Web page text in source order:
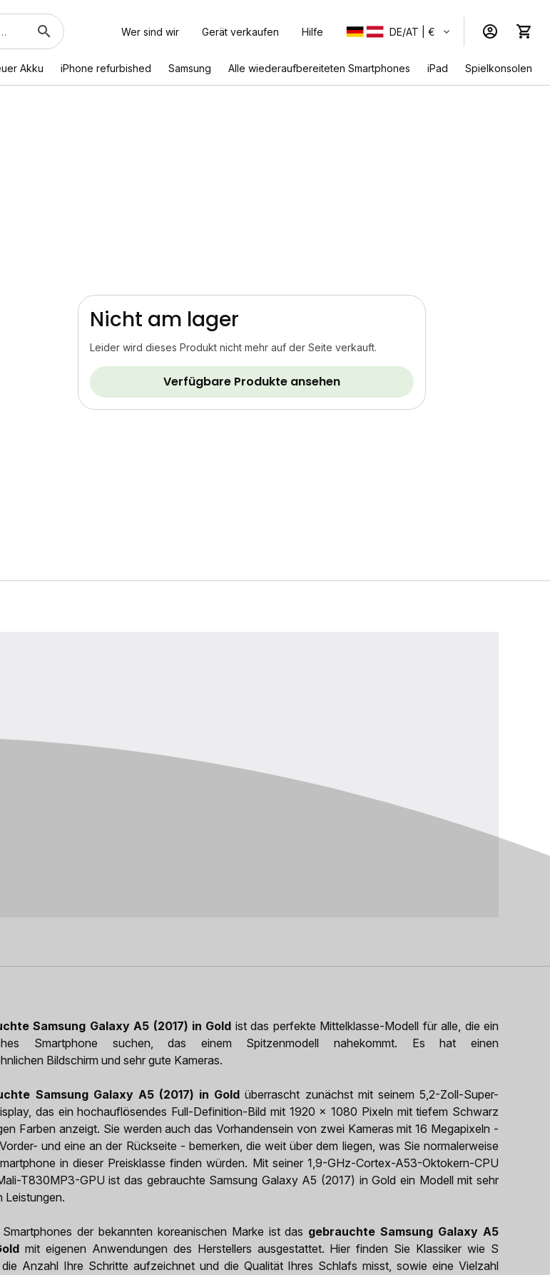
Wer sind wir Gerät verkaufen Hilfe DE/AT | €
Akku iPhone refurbished Samsung Alle wiederaufbereiteten Smartphones iPad Spielkonsolen
Nicht am lager
Leider wird dieses Produkt nicht mehr auf der Seite verkauft.
Verfügbare Produkte ansehen
Samsung Galaxy A5 (2017) in Gold ist das perfekte Mittelklasse-Modell für alle, die ein
Smartphone suchen, das einem Spitzenmodell nahekommt. Es hat einen
Bildschirm und sehr gute Kameras.
Samsung Galaxy A5 (2017) in Gold überrascht zunächst mit seinem 5,2-Zoll-Super-
das ein hochauflösendes Full-Definition-Bild mit 1920 x 1080 Pixeln mit tiefem Schwarz
Farben anzeigt. Sie werden auch das Vorhandensein von zwei Kameras mit 16 Megapixeln -
und eine an der Rückseite - bemerken, die weit über dem liegen, was Sie normalerweise
in dieser Preisklasse finden würden. Mit seiner 1,9-GHz-Cortex-A53-Oktokern-CPU
T830MP3-GPU ist das gebrauchte Samsung Galaxy A5 (2017) in Gold ein Modell mit sehr
Leistungen.
der bekannten koreanischen Marke ist das gebrauchte Samsung Galaxy A5
mit eigenen Anwendungen des Herstellers ausgestattet. Hier finden Sie Klassiker wie S
Anzahl Ihre Schritte aufzeichnet und die Qualität Ihres Schlafs misst, sowie eine Vielzahl